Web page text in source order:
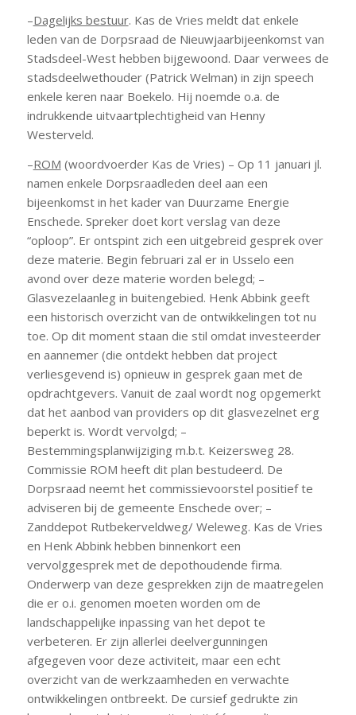
–Dagelijks bestuur. Kas de Vries meldt dat enkele
leden van de Dorpsraad de Nieuwjaarbijeenkomst van
Stadsdeel-West hebben bijgewoond. Daar verwees de
stadsdeelwethouder (Patrick Welman) in zijn speech
enkele keren naar Boekelo. Hij noemde o.a. de
indrukkende uitvaartplechtigheid van Henny
Westerveld.
–ROM (woordvoerder Kas de Vries) – Op 11 januari jl.
namen enkele Dorpsraadleden deel aan een
bijeenkomst in het kader van Duurzame Energie
Enschede. Spreker doet kort verslag van deze
“oploop”. Er ontspint zich een uitgebreid gesprek over
deze materie. Begin februari zal er in Usselo een
avond over deze materie worden belegd; –
Glasvezelaanleg in buitengebied. Henk Abbink geeft
een historisch overzicht van de ontwikkelingen tot nu
toe. Op dit moment staan die stil omdat investeerder
en aannemer (die ontdekt hebben dat project
verliesgevend is) opnieuw in gesprek gaan met de
opdrachtgevers. Vanuit de zaal wordt nog opgemerkt
dat het aanbod van providers op dit glasvezelnet erg
beperkt is. Wordt vervolgd; –
Bestemmingsplanwijziging m.b.t. Keizersweg 28.
Commissie ROM heeft dit plan bestudeerd. De
Dorpsraad neemt het commissievoorstel positief te
adviseren bij de gemeente Enschede over; –
Zanddepot Rutbekerveldweg/ Weleweg. Kas de Vries
en Henk Abbink hebben binnenkort een
vervolggesprek met de depothoudende firma.
Onderwerp van deze gesprekken zijn de maatregelen
die er o.i. genomen moeten worden om de
landschappelijke inpassing van het depot te
verbeteren. Er zijn allerlei deelvergunningen
afgegeven voor deze activiteit, maar een echt
overzicht van de werkzaamheden en verwachte
ontwikkelingen ontbreekt. De cursief gedrukte zin